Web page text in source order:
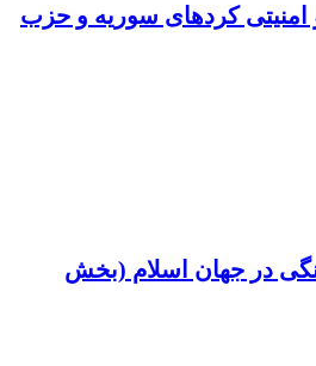
امنیتی کردهای سوریه و حزب
در جهان اسلام (بخش